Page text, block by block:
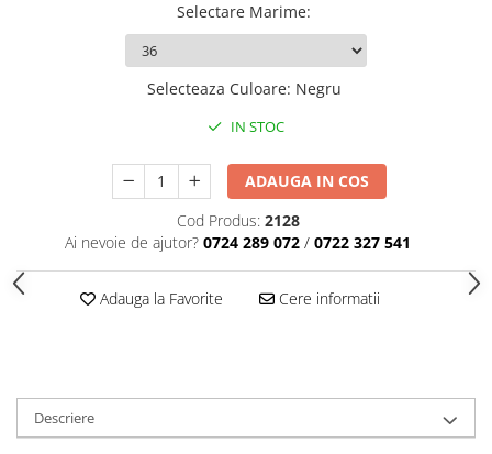
Selectare Marime:
Selecteaza Culoare: Negru
IN STOC
ADAUGA IN COS
Cod Produs: 2128
Ai nevoie de ajutor? 0724 289 072 / 0722 327 541
Adauga la Favorite Cere informatii
Descriere